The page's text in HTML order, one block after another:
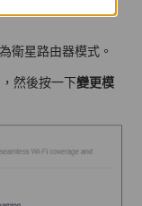
衛星路由器模式。
，然後按一下變更模